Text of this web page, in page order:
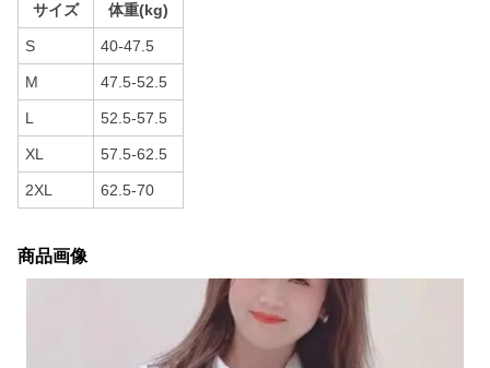
サイズ 体重(kg)
S 40-47.5
M 47.5-52.5
L 52.5-57.5
XL 57.5-62.5
2XL 62.5-70
商品画像